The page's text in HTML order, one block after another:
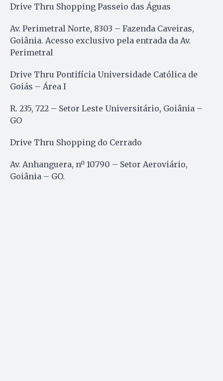
Drive Thru Shopping Passeio das Águas
Av. Perimetral Norte, 8303 – Fazenda Caveiras,
Goiânia. Acesso exclusivo pela entrada da Av.
Perimetral
Drive Thru Pontifícia Universidade Católica de
Goiás – Área I
R. 235, 722 – Setor Leste Universitário, Goiânia –
GO
Drive Thru Shopping do Cerrado
Av. Anhanguera, nº 10790 – Setor Aeroviário,
Goiânia – GO.